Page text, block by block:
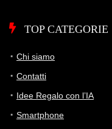
TOP CATEGORIE
Chi siamo
Contatti
Idee Regalo con l’IA
Smartphone